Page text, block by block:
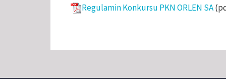
Regulamin Konkursu PKN ORLEN SA